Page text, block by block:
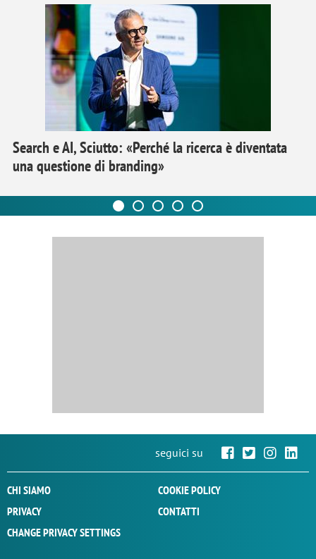
Search e AI, Sciutto: «Perché la ricerca è diventata
una questione di branding»
seguici su
CHI SIAMO
COOKIE POLICY
PRIVACY
CONTATTI
CHANGE PRIVACY SETTINGS